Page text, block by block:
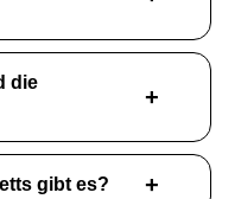
die
gibt es?